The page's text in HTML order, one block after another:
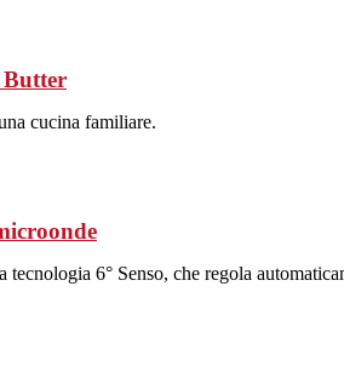
Butter
cucina familiare.
6° Senso, che regola